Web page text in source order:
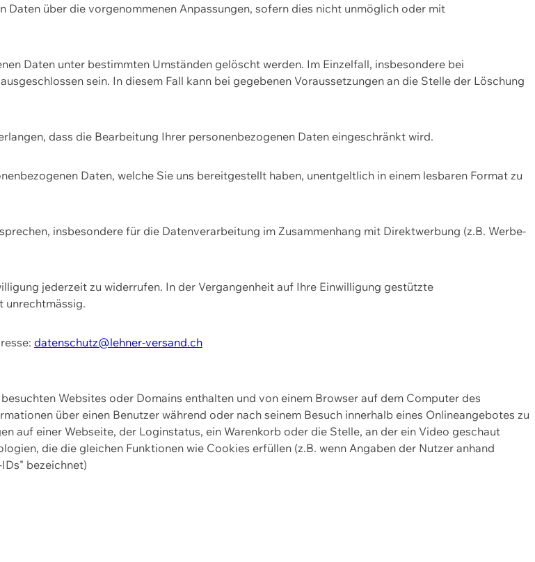
über die vorgenommenen Anpassungen, sofern dies nicht unmöglich oder mit
Daten unter bestimmten Umständen gelöscht werden. Im Einzelfall, insbesondere bei
sein. In diesem Fall kann bei gegebenen Voraussetzungen an die Stelle der Löschung
dass die Bearbeitung Ihrer personenbezogenen Daten eingeschränkt wird.
Daten, welche Sie uns bereitgestellt haben, unentgeltlich in einem lesbaren Format zu
insbesondere für die Datenverarbeitung im Zusammenhang mit Direktwerbung (z.B. Werbe-
jederzeit zu widerrufen. In der Vergangenheit auf Ihre Einwilligung gestützte
unrechtmässig.
datenschutz@lehner-versand.ch
Websites oder Domains enthalten und von einem Browser auf dem Computer des
über einen Benutzer während oder nach seinem Besuch innerhalb eines Onlineangebotes zu
auf einer Webseite, der Loginstatus, ein Warenkorb oder die Stelle, an der ein Video geschaut
die die gleichen Funktionen wie Cookies erfüllen (z.B. wenn Angaben der Nutzer anhand
bezeichnet)